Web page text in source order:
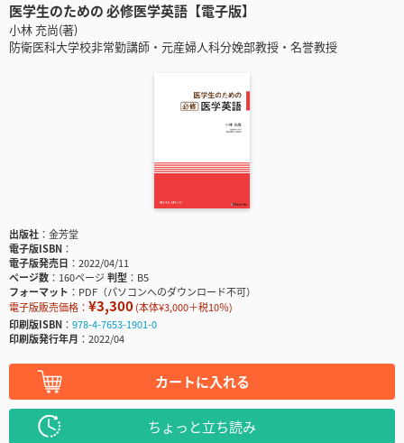
医学生のための 必修医学英語【電子版】
小林 充尚(著)
防衛医科大学校非常勤講師・元産婦人科分娩部教授・名誉教授
出版社
金芳堂
電子版ISBN
電子版発売日
2022/04/11
ページ数
160ページ判型
B5
フォーマット
PDF（パソコンへのダウンロード不可）
電子版販売価格： ¥3,300(本体¥3,000＋税10％)
印刷版ISBN
978-4-7653-1901-0
印刷版発行年月
2022/04
カートに入れる
ちょっと立ち読み